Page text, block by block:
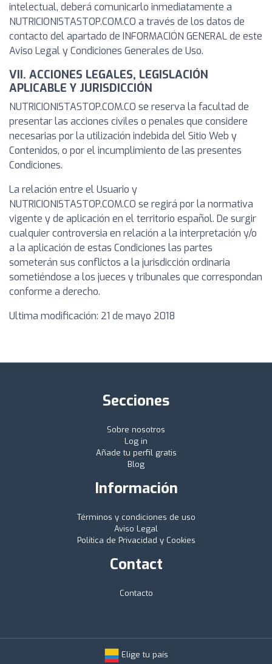
intelectual, deberá comunicarlo inmediatamente a
NUTRICIONISTASTOP.COM.CO a través de los datos de
contacto del apartado de INFORMACIÓN GENERAL de este
Aviso Legal y Condiciones Generales de Uso.
VII. ACCIONES LEGALES, LEGISLACIÓN
APLICABLE Y JURISDICCIÓN
NUTRICIONISTASTOP.COM.CO se reserva la facultad de
presentar las acciones civiles o penales que considere
necesarias por la utilización indebida del Sitio Web y
Contenidos, o por el incumplimiento de las presentes
Condiciones.
La relación entre el Usuario y
NUTRICIONISTASTOP.COM.CO se regirá por la normativa
vigente y de aplicación en el territorio español. De surgir
cualquier controversia en relación a la interpretación y/o
a la aplicación de estas Condiciones las partes
someterán sus conflictos a la jurisdicción ordinaria
sometiéndose a los jueces y tribunales que correspondan
conforme a derecho.
Ultima modificación: 21 de mayo 2018
Secciones
Sobre nosotros
Log in
Añade tu perfil gratis
Blog
Información
Términos y condiciones de uso
Aviso Legal
Política de Privacidad y Cookies
Contact
Contacto
Elige tu país